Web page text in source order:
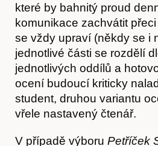
které by bahnitý proud
komunikace zachvátit
se vždy upraví (někdy se i
jednotlivé části se rozdělí
jednotlivých oddílů a
ocení budoucí kriticky
student, druhou variantu
vřele nastavený čtenář.
V případě výboru Petříček